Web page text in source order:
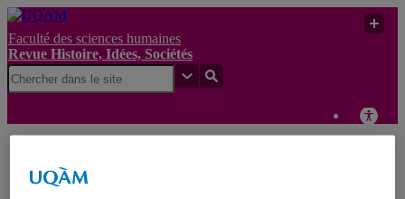
Faculté des sciences humaines
Revue Histoire, Idées, Sociétés
UQAM